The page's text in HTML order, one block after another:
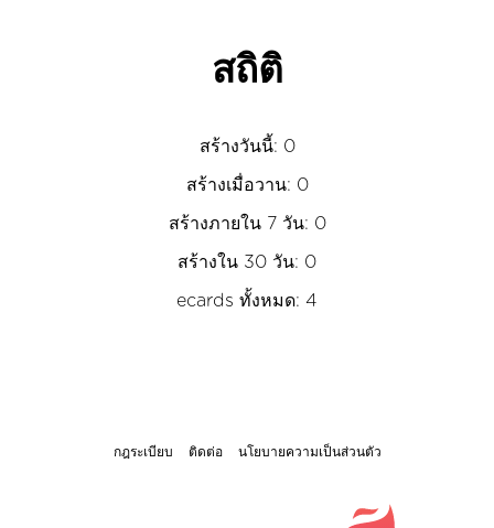
สถิติ
สร้างวันนี้: 0
สร้างเมื่อวาน: 0
สร้างภายใน 7 วัน: 0
สร้างใน 30 วัน: 0
ecards ทั้งหมด: 4
กฎระเบียบ ติดต่อ นโยบายความเป็นส่วนตัว